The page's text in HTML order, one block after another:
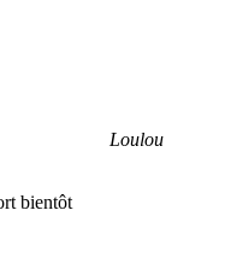
Loulou
bientôt